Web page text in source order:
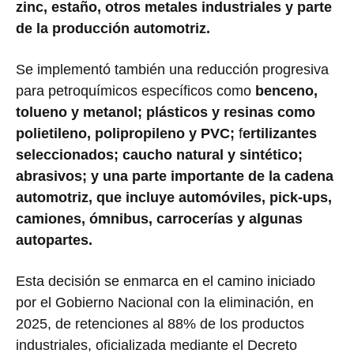
zinc, estaño, otros metales industriales y parte
de la producción automotriz.
Se implementó también una reducción progresiva
para petroquímicos específicos como benceno,
tolueno y metanol; plásticos y resinas como
polietileno, polipropileno y PVC; fertilizantes
seleccionados; caucho natural y sintético;
abrasivos; y una parte importante de la cadena
automotriz, que incluye automóviles, pick-ups,
camiones, ómnibus, carrocerías y algunas
autopartes.
Esta decisión se enmarca en el camino iniciado
por el Gobierno Nacional con la eliminación, en
2025, de retenciones al 88% de los productos
industriales, oficializada mediante el Decreto